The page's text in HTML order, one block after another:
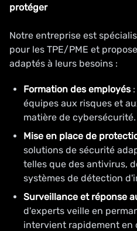
protéger
Notre entreprise est
pour les TPE/PME et
adaptés à leurs besoins :
Formation des employés:
équipes aux risques et
matière de cybersécurité.
Mise en place de
solutions de sécurité
telles que des antivirus,
systèmes de détection
Surveillance et réponse
d'experts veille en
intervient rapidement en